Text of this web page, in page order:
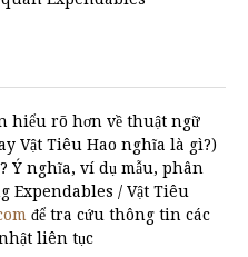
hiểu rõ hơn về thuật ngữ
Vật Tiêu Hao nghĩa là gì?)
Ý nghĩa, ví dụ mẫu, phân
Expendables / Vật Tiêu
để tra cứu thông tin các
liên tục